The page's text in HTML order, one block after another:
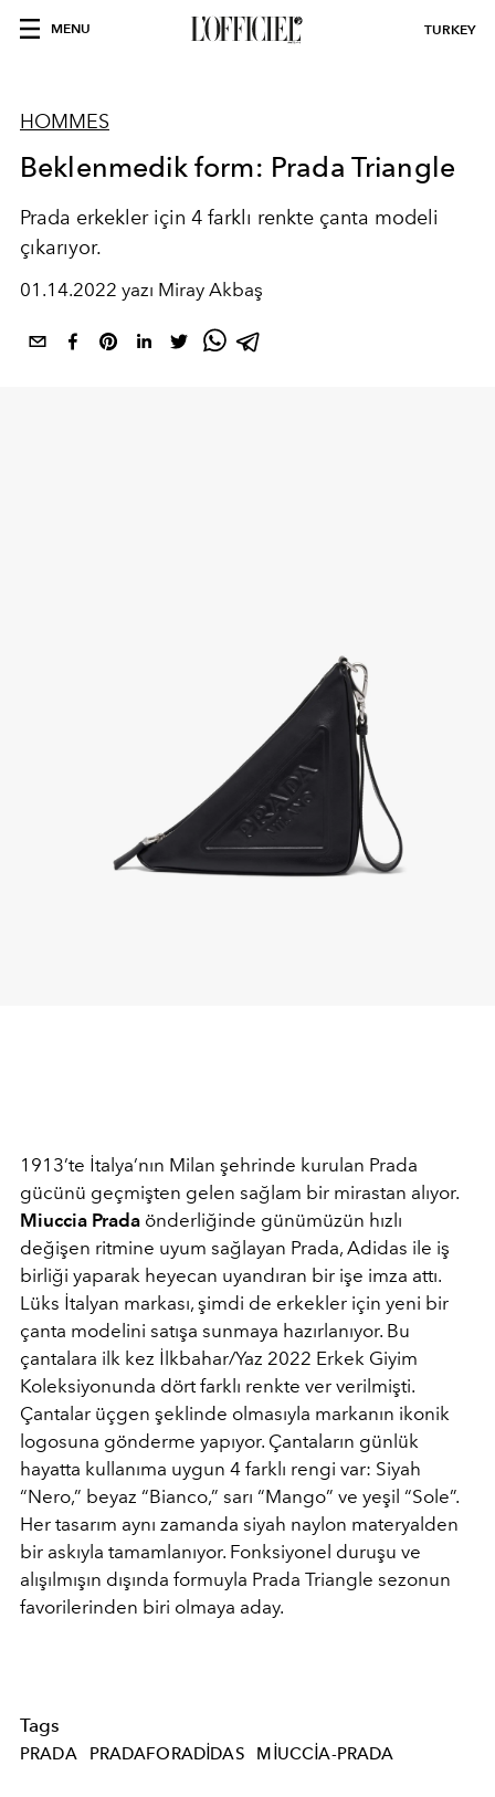
MENU TURKEY
HOMMES
Beklenmedik form: Prada Triangle
Prada erkekler için 4 farklı renkte çanta modeli
çıkarıyor.
01.14.2022 yazı Miray Akbaş
1913’te İtalya’nın Milan şehrinde kurulan Prada
gücünü geçmişten gelen sağlam bir mirastan alıyor.
Miuccia Prada önderliğinde günümüzün hızlı
değişen ritmine uyum sağlayan Prada, Adidas ile iş
birliği yaparak heyecan uyandıran bir işe imza attı.
Lüks İtalyan markası, şimdi de erkekler için yeni bir
çanta modelini satışa sunmaya hazırlanıyor. Bu
çantalara ilk kez İlkbahar/Yaz 2022 Erkek Giyim
Koleksiyonunda dört farklı renkte ver verilmişti.
Çantalar üçgen şeklinde olmasıyla markanın ikonik
logosuna gönderme yapıyor. Çantaların günlük
hayatta kullanıma uygun 4 farklı rengi var: Siyah
“Nero,” beyaz “Bianco,” sarı “Mango” ve yeşil “Sole”.
Her tasarım aynı zamanda siyah naylon materyalden
bir askıyla tamamlanıyor. Fonksiyonel duruşu ve
alışılmışın dışında formuyla Prada Triangle sezonun
favorilerinden biri olmaya aday.
Tags
PRADA PRADAFORADIDAS MIUCCIA-PRADA